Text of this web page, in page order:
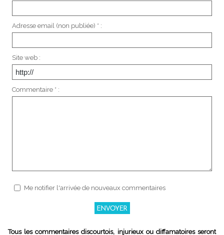
Adresse email (non publiée) * :
Site web :
Commentaire * :
Me notifier l'arrivée de nouveaux commentaires
Tous les commentaires discourtois, injurieux ou diffamatoires seront